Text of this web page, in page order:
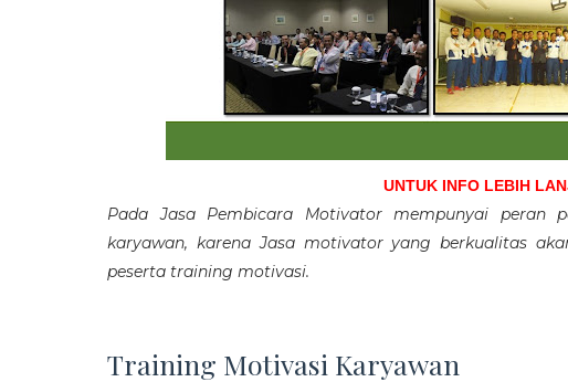
UNTUK INFO LEBIH
Pada Jasa Pembicara Motivator mempunyai peran
karyawan, karena Jasa motivator yang berkualitas
peserta training motivasi.
Training Motivasi Karyawan